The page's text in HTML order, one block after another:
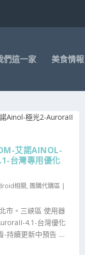
們這一家 美食情報
艾諾AINOL-
台灣專用優化
相關, 團購代購區|
市。三峽區 使用器
4.1-台灣優化
-持續更新中預告 ....